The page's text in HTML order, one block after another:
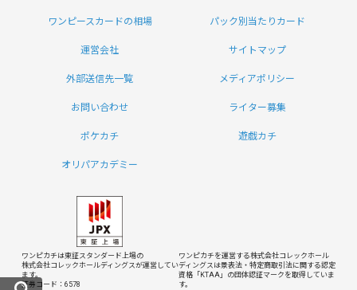
ワンピースカードの相場 パック別当たりカード
運営会社 サイトマップ
外部送信先一覧 メディアポリシー
お問い合わせ ライター募集
ポケカチ 遊戯カチ
オリパアカデミー
ワンピカチは東証スタンダード上場の
株式会社コレックホールディングスが運営してい
ます。
証券コード：6578
ワンピカチを運営する株式会社コレックホール
ディングスは景表法・特定商取引法に関する認定
資格「KTAA」の団体認証マークを取得していま
す。